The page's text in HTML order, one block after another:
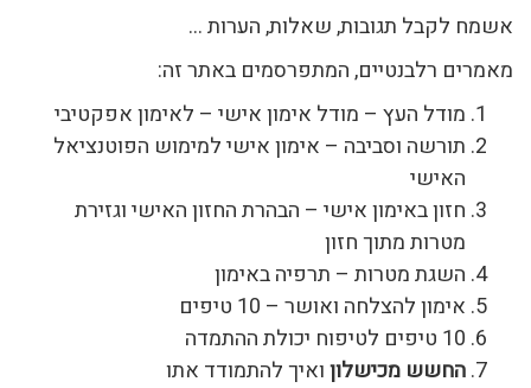
אשמח לקבל תגובות, שאלות, הערות …
מאמרים רלבנטיים, המתפרסמים באתר זה:
מודל העץ – מודל אימון אישי – לאימון אפקטיבי
תורשה וסביבה – אימון אישי למימוש הפוטנציאל
האישי
חזון באימון אישי – הבהרת החזון האישי וגזירת
מטרות מתוך חזון
השגת מטרות – תרפיה באימון
אימון להצלחה ואושר – 10 טיפים
10 טיפים לטיפוח יכולת ההתמדה
החשש מכישלוןואיך להתמודד אתו